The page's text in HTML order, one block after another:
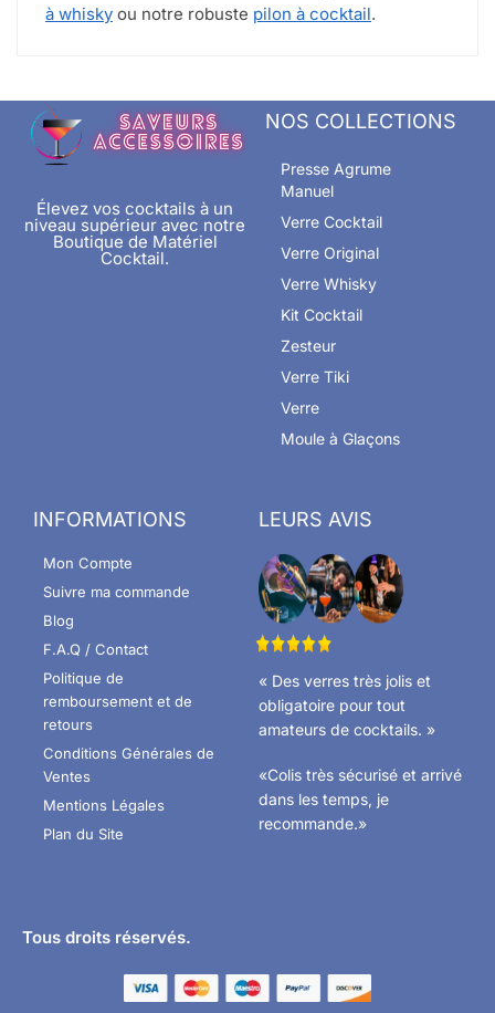
à whisky ou notre robuste pilon à cocktail.
Élevez vos cocktails à un
niveau supérieur avec notre
Boutique de Matériel
Cocktail.
NOS COLLECTIONS
Presse Agrume
Manuel
Verre Cocktail
Verre Original
Verre Whisky
Kit Cocktail
Zesteur
Verre Tiki
Verre
Moule à Glaçons
INFORMATIONS
Mon Compte
Suivre ma commande
Blog
F.A.Q / Contact
Politique de
remboursement et de
retours
Conditions Générales de
Ventes
Mentions Légales
Plan du Site
LEURS AVIS
« Des verres très jolis et
obligatoire pour tout
amateurs de cocktails. »
«Colis très sécurisé et arrivé
dans les temps, je
recommande.»
Tous droits réservés.